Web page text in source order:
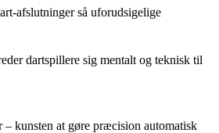
afslutninger så uforudsigelige
dartspillere sig mentalt og teknisk til
kunsten at gøre præcision automatisk